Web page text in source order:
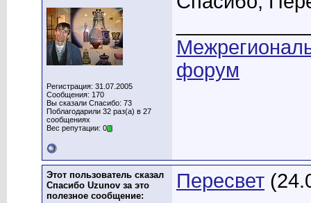
Регистрация: 31.07.2005
Сообщения: 170
Вы сказали Спасибо: 73
Поблагодарили 32 раз(а) в 27
сообщениях
Вес репутации: 0
форум
Этот пользователь сказал
Спасибо Uzunov за это
полезное сообщение:
Пересвет